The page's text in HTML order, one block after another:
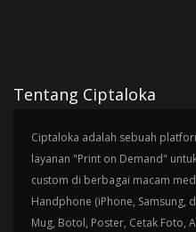
Tentang Ciptaloka
Ciptaloka adalah sebuah
layanan "Print on Demand"
custom di berbagai macam
Handphone (iPhone, Samsung,
Mug, Botol, Poster, Cetak Foto,